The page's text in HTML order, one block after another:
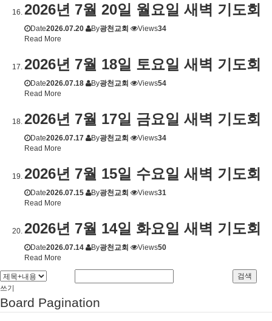
2026년 7월 20일 월요일 새벽 기도회
Date2026.07.20 By광천교회 Views34
Read More
2026년 7월 18일 토요일 새벽 기도회
Date2026.07.18 By광천교회 Views54
Read More
2026년 7월 17일 금요일 새벽 기도회
Date2026.07.17 By광천교회 Views34
Read More
2026년 7월 15일 수요일 새벽 기도회
Date2026.07.15 By광천교회 Views31
Read More
2026년 7월 14일 화요일 새벽 기도회
Date2026.07.14 By광천교회 Views50
Read More
검색
쓰기
Board Pagination